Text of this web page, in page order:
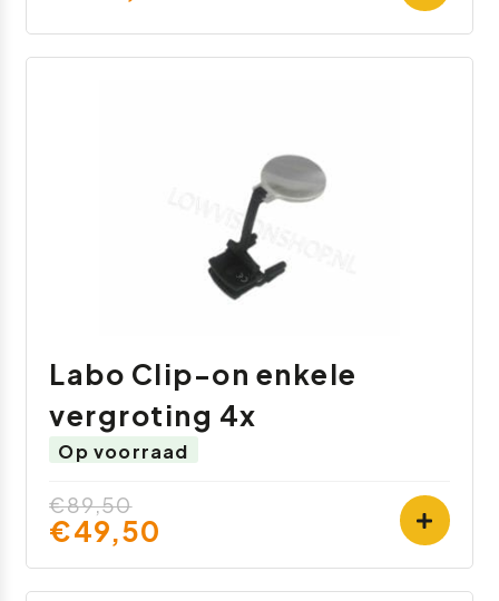
Labo Clip-on enkele
vergroting 4x
Op voorraad
€89,50
€49,50